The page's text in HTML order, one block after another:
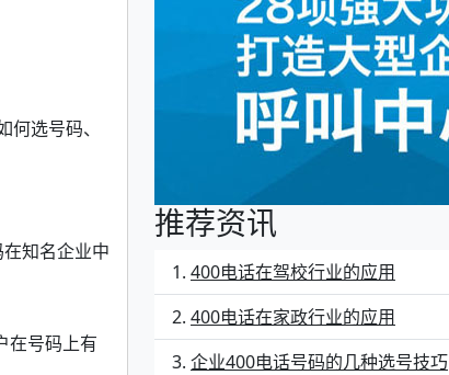
何选号码、
知名企业中
在号码上有
推荐资讯
400电话在驾校行业的应用
400电话在家政行业的应用
企业400电话号码的几种选号技巧